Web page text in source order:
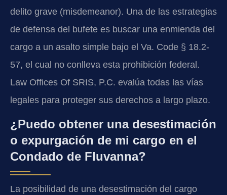
delito grave (misdemeanor). Una de las estrategias
de defensa del bufete es buscar una enmienda del
cargo a un asalto simple bajo el Va. Code § 18.2-
57, el cual no conlleva esta prohibición federal.
Law Offices Of SRIS, P.C. evalúa todas las vías
legales para proteger sus derechos a largo plazo.
¿Puedo obtener una desestimación
o expurgación de mi cargo en el
Condado de Fluvanna?
La posibilidad de una desestimación del cargo